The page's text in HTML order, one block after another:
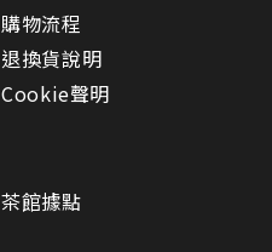
購物流程
退換貨說明
Cookie聲明
茶館據點